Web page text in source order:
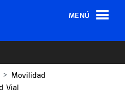
MENÚ
Movilidad
Vial